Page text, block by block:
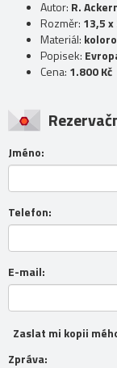
Autor: R.
Rozměr: 13,5
Materiál:
Popisek:
Cena: 1.800 Kč
Jméno:
Telefon:
E-mail:
Zaslat mi kopii
Zpráva: